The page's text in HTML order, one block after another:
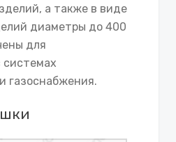
а также в виде
диаметры до 400
для
системах
газоснабжения.